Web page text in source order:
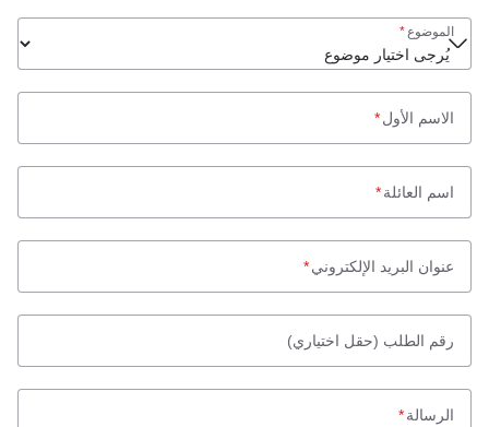
الموضوع*
الاسم الأول*
اسم العائلة*
عنوان البريد الإلكتروني*
رقم الطلب (حقل اختياري)
الرسالة*